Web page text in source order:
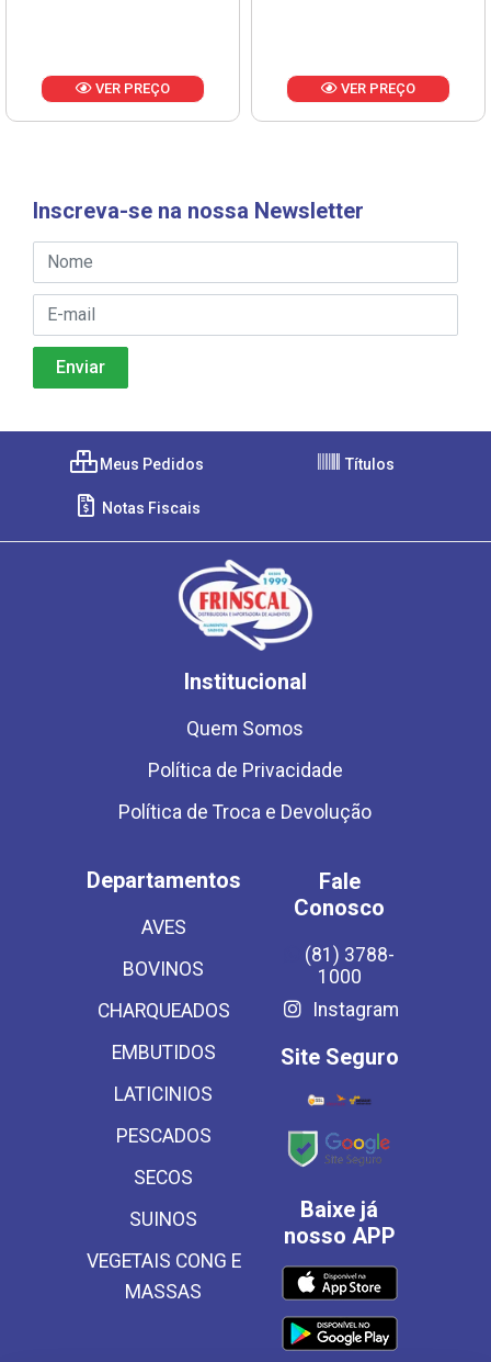
VER PREÇO VER PREÇO
Inscreva-se na nossa Newsletter
Meus Pedidos
Institucional
Quem Somos
Política de Privacidade
Política de Troca e Devolução
Departamentos
AVES
BOVINOS
CHARQUEADOS
EMBUTIDOS
LATICINIOS
PESCADOS
SECOS
SUINOS
VEGETAIS CONG E
MASSAS
Fale
Conosco
(81) 3788-
1000
Instagram
Site Seguro
Baixe já
nosso APP